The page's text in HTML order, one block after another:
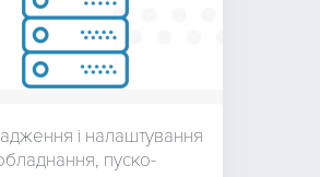
і налаштування
пуско-